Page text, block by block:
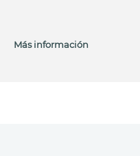
Más información